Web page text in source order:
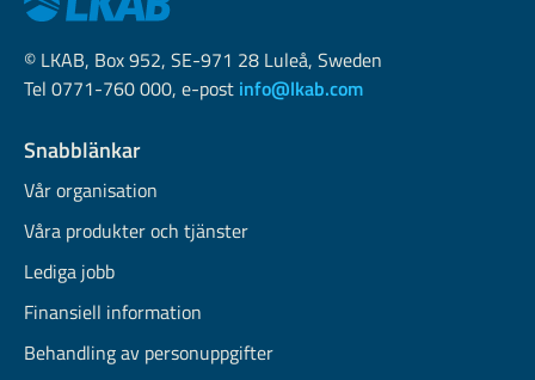
© LKAB, Box 952, SE-971 28 Luleå, Sweden
Tel 0771-760 000, e-post info@lkab.com
Snabblänkar
Vår organisation
Våra produkter och tjänster
Lediga jobb
Finansiell information
Behandling av personuppgifter